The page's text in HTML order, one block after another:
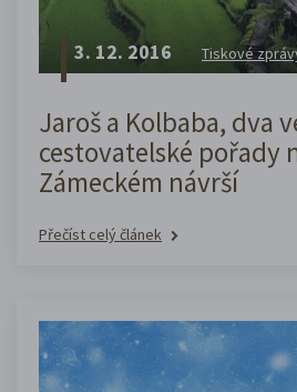
3. 12. 2016 Tiskové
Jaroš a Kolbaba, dva
cestovatelské pořady
Zámeckém návrší
Přečíst celý článek